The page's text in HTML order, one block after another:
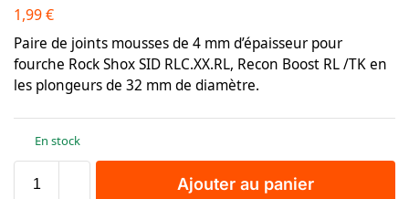
1,99€
Paire de joints mousses de 4 mm d’épaisseur pour
fourche Rock Shox SID RLC.XX.RL, Recon Boost RL /TK en
les plongeurs de 32 mm de diamètre.
En stock
Ajouter au panier